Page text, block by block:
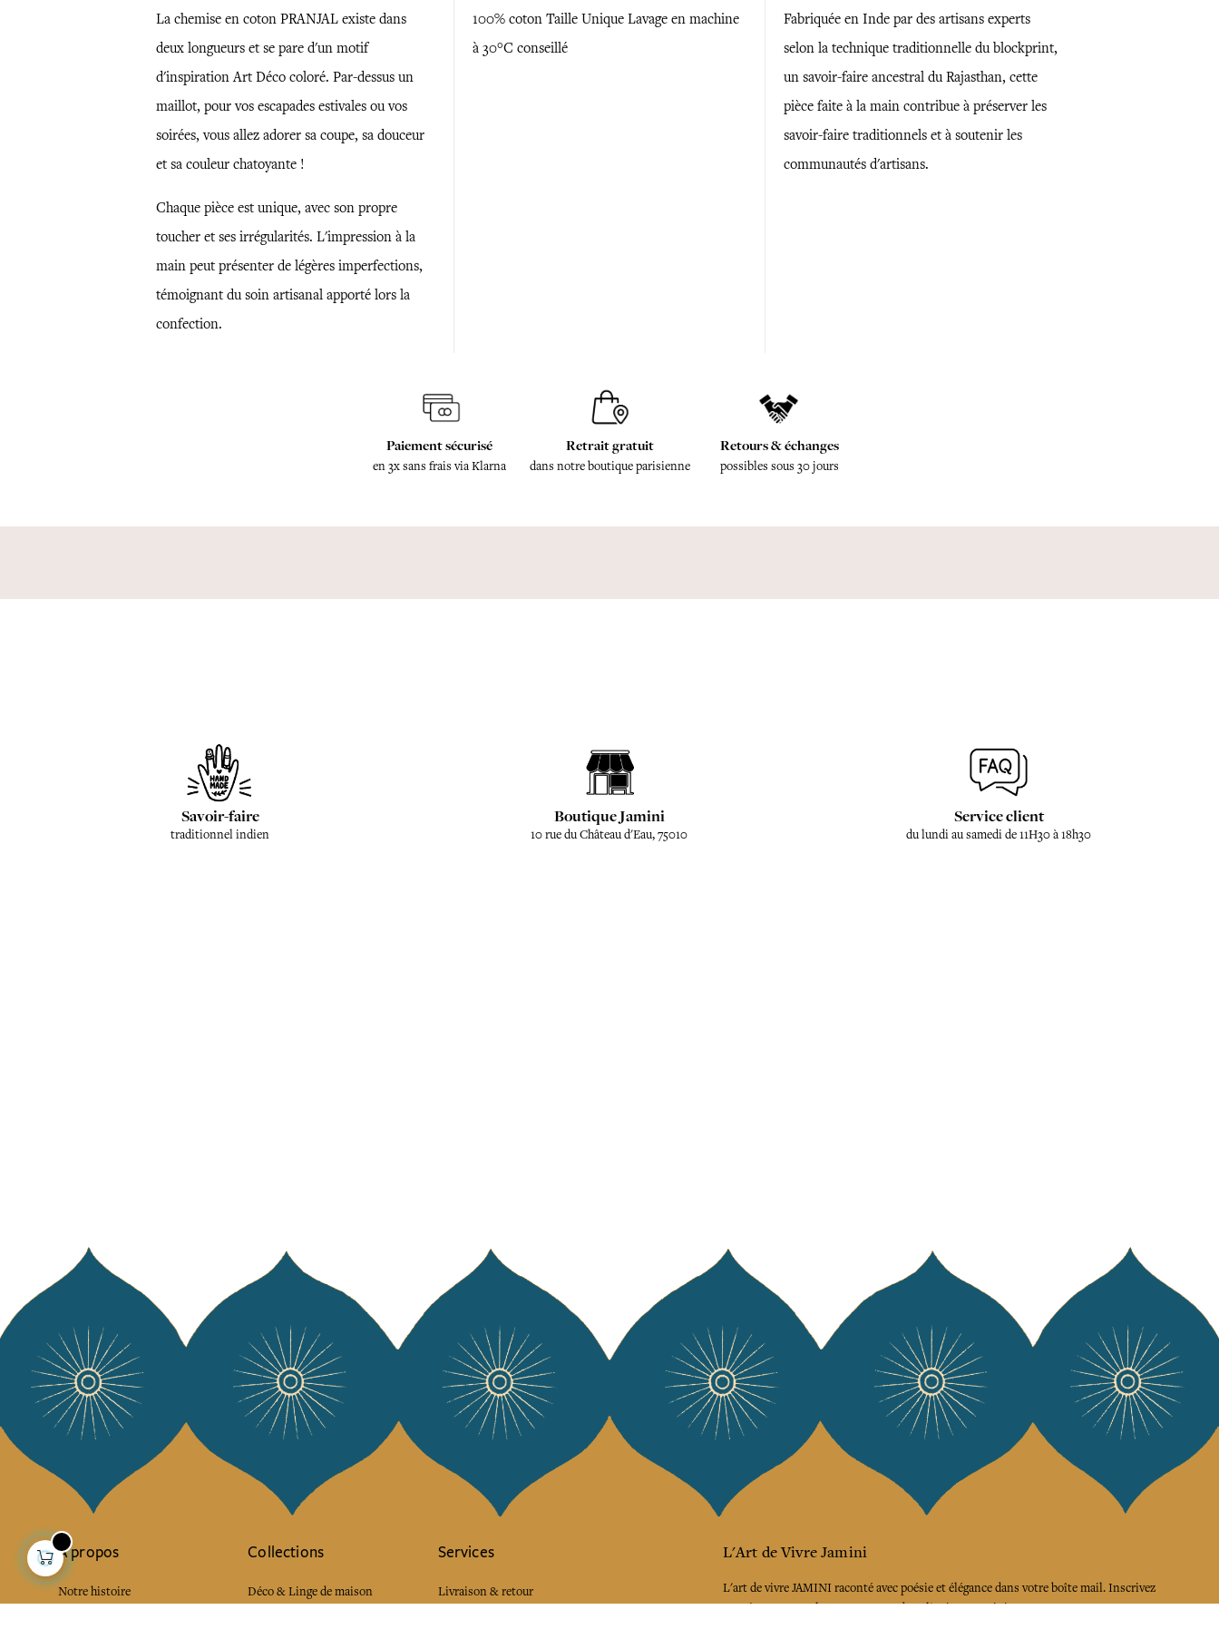
La chemise en coton PRANJAL existe dans
deux longueurs et se pare d'un motif
d'inspiration Art Déco coloré. Par-dessus un
maillot, pour vos escapades estivales ou vos
soirées, vous allez adorer sa coupe, sa douceur
et sa couleur chatoyante !
Chaque pièce est unique, avec son propre
toucher et ses irrégularités. L'impression à la
main peut présenter de légères imperfections,
témoignant du soin artisanal apporté lors la
confection.
100% coton Taille Unique Lavage en machine
à 30°C conseillé
Fabriquée en Inde par des artisans experts
selon la technique traditionnelle du blockprint,
un savoir-faire ancestral du Rajasthan, cette
pièce faite à la main contribue à préserver les
savoir-faire traditionnels et à soutenir les
communautés d'artisans.
Paiement sécurisé
en 3x sans frais via Klarna
Retrait gratuit
dans notre boutique parisienne
Retours & échanges
possibles sous 30 jours
Savoir-faire
traditionnel indien
Boutique Jamini
10 rue du Château d'Eau, 75010
Service client
du lundi au samedi de 11H30 à 18h30
À propos
Notre histoire
Collections
Déco & Linge de maison
Services
Livraison & retour
L'Art de Vivre Jamini
L'art de vivre JAMINI raconté avec poésie et élégance dans votre boîte mail. Inscrivez
vous à notre newsletter et rentrez dans l'univers Jamini.